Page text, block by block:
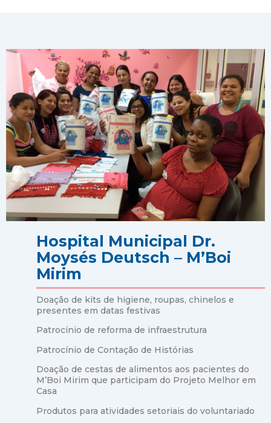
Hospital Municipal Dr.
Moysés Deutsch – M’Boi
Mirim
Doação de kits de higiene, roupas, chinelos e
presentes em datas festivas
Patrocínio de reforma de infraestrutura
Patrocínio de Contação de Histórias
Doação de cestas de alimentos aos pacientes do
M’Boi Mirim que participam do Projeto Melhor em
Casa
Produtos para atividades setoriais do voluntariado